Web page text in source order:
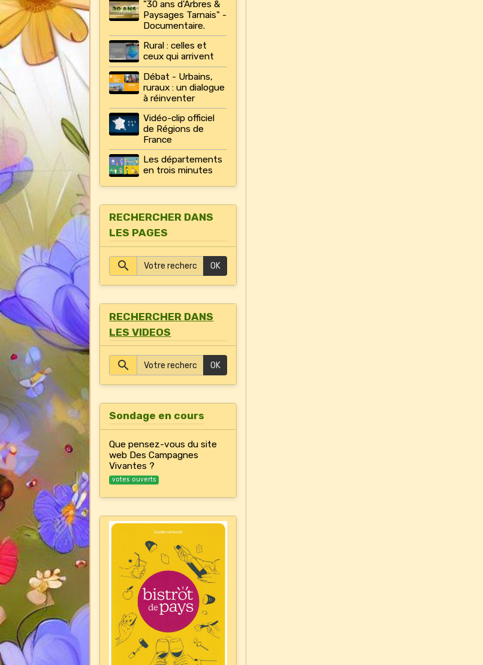
"30 ans d'Arbres &
Paysages Tarnais" -
Documentaire.
Rural : celles et
ceux qui arrivent
Débat - Urbains,
ruraux : un dialogue
à réinventer
Vidéo-clip officiel
de Régions de
France
Les départements
en trois minutes
RECHERCHER DANS
LES PAGES
OK
RECHERCHER DANS
LES VIDEOS
OK
Sondage en cours
Que pensez-vous du site
web Des Campagnes
Vivantes ?
votes ouverts